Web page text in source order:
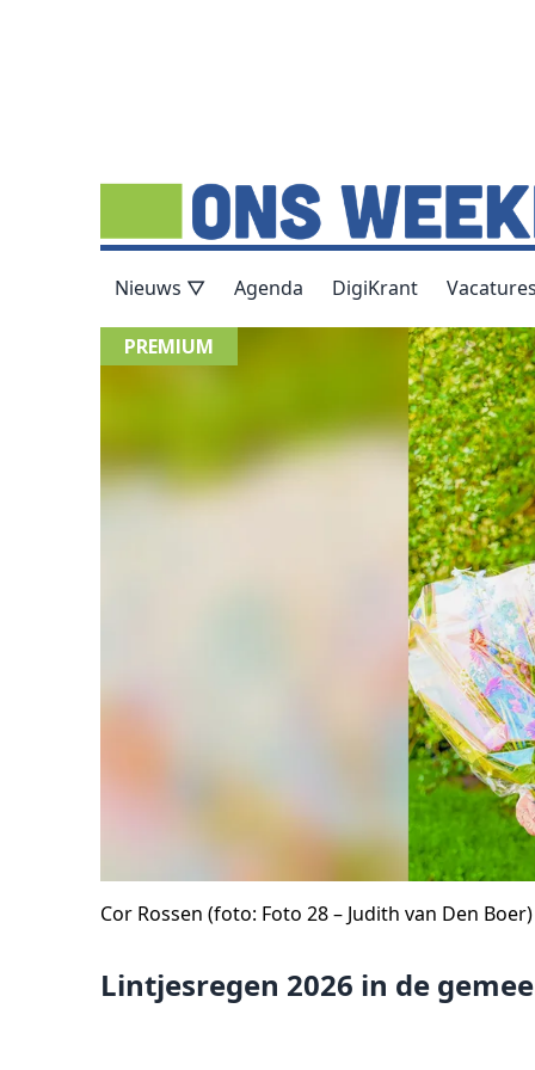
Nieuws ▽ Agenda DigiKrant
Cor Rossen (foto: Foto 28 – Judith van Den Boer)
Lintjesregen 2026 in de